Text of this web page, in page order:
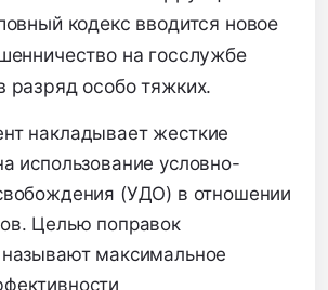
кодекс вводится новое
на госслужбе
разряд особо тяжких.
накладывает жесткие
использование условно-
(УДО) в отношении
Целью поправок
называют максимальное